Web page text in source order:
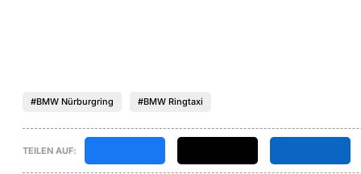
#BMW Nürburgring #BMW Ringtaxi
TEILEN AUF: